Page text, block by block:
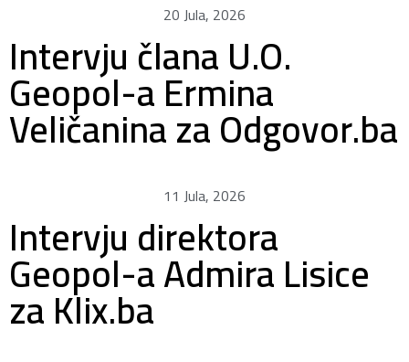
20 Jula, 2026
Intervju člana U.O.
Geopol-a Ermina
Veličanina za Odgovor.ba
11 Jula, 2026
Intervju direktora
Geopol-a Admira Lisice
za Klix.ba